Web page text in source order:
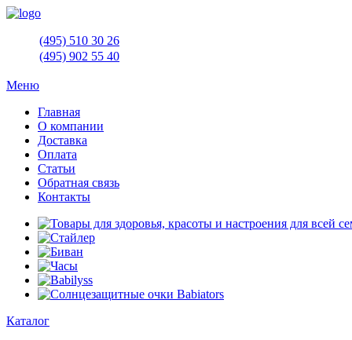
(495) 510 30 26
(495) 902 55 40
Меню
Главная
О компании
Доставка
Оплата
Статьи
Обратная связь
Контакты
Каталог